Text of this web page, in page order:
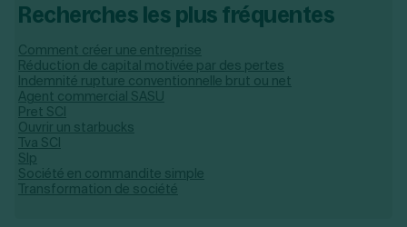
Recherches les plus fréquentes
Comment créer une entreprise
Réduction de capital motivée par des pertes
Indemnité rupture conventionnelle brut ou net
Agent commercial SASU
Pret SCI
Ouvrir un starbucks
Tva SCI
Slp
Société en commandite simple
Transformation de société